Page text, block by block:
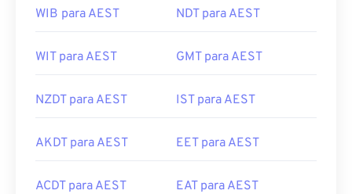
WIB para AEST NDT para AEST
WIT para AEST GMT para AEST
NZDT para AEST IST para AEST
AKDT para AEST EET para AEST
ACDT para AEST EAT para AEST